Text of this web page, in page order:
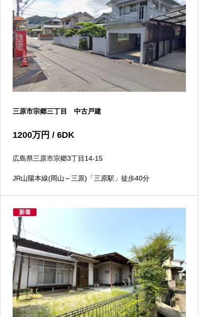
三原市宗郷三丁目 中古戸建
1200万円 / 6DK
広島県三原市宗郷3丁目14-15
JR山陽本線(岡山～三原)「三原駅」徒歩40分
新着